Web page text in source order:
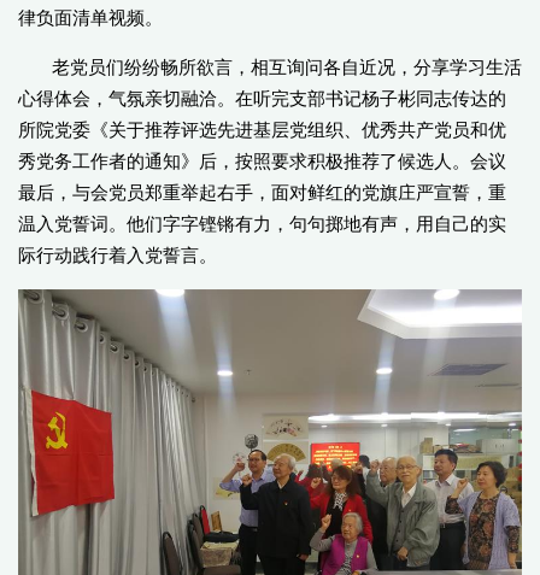
律负面清单视频。
老党员们纷纷畅所欲言，相互询问各自近况，分享学习生活
心得体会，气氛亲切融洽。在听完支部书记杨子彬同志传达的
所院党委《关于推荐评选先进基层党组织、优秀共产党员和优
秀党务工作者的通知》后，按照要求积极推荐了候选人。会议
最后，与会党员郑重举起右手，面对鲜红的党旗庄严宣誓，重
温入党誓词。他们字字铿锵有力，句句掷地有声，用自己的实
际行动践行着入党誓言。